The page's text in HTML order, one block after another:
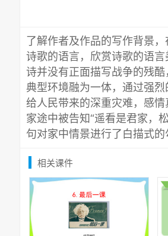
了解作者及作品的写作背景
诗歌的语言，欣赏诗歌的语
诗并没有正面描写战争的残
典型环境融为一体，通过强
给人民带来的深重灾难，感
家途中被告知“遥看是君家，
句对家中情景进行了白描式
相关课件